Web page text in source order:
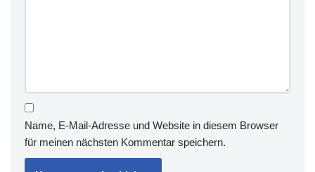
Name, E-Mail-Adresse und Website in diesem Browser
für meinen nächsten Kommentar speichern.